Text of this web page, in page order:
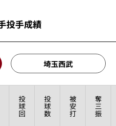
投手成績
埼玉西武
投
球
回
投
球
数
被
安
打
奪
三
振